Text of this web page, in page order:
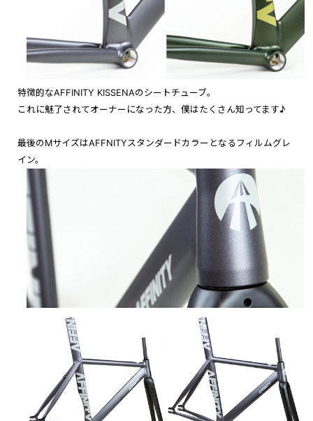
特徴的なAFFINITY KISSENAのシートチューブ。
これに魅了されてオーナーになった方、僕はたくさん知ってます♪
最後のMサイズはAFFNITYスタンダードカラーとなるフィルムグレ
イン。